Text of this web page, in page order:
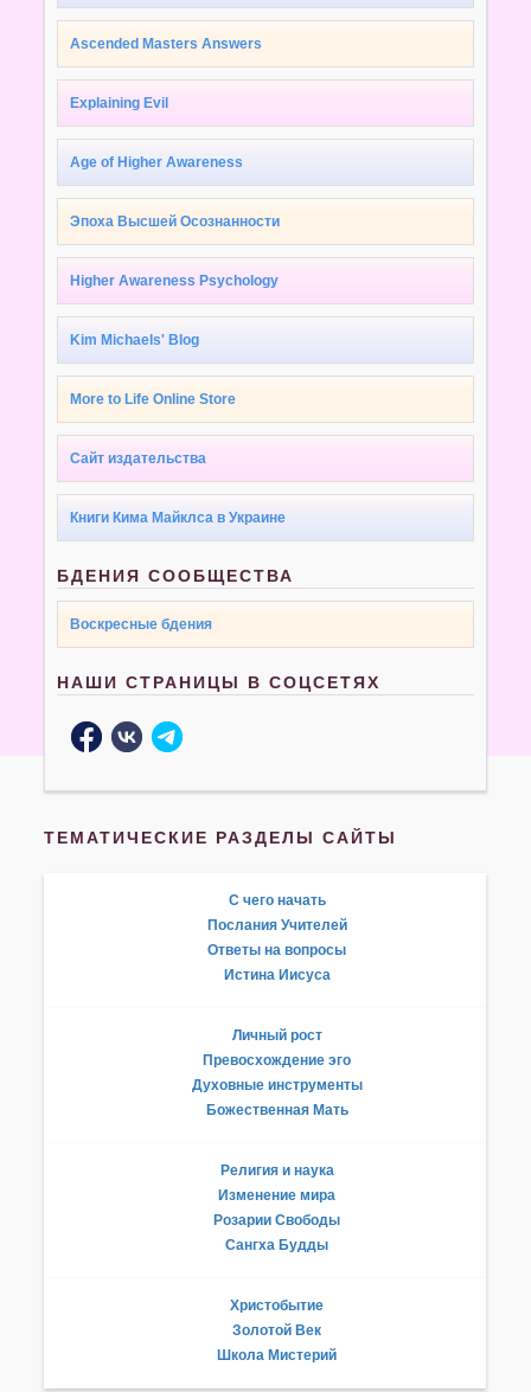
Ascended Masters Answers
Explaining Evil
Age of Higher Awareness
Эпоха Высшей Осознанности
Higher Awareness Psychology
Kim Michaels' Blog
More to Life Online Store
Сайт издательства
Книги Кима Майклса в Украине
БДЕНИЯ СООБЩЕСТВА
Воскресные бдения
НАШИ СТРАНИЦЫ В СОЦСЕТЯХ
ТЕМАТИЧЕСКИЕ РАЗДЕЛЫ САЙТЫ
С чего начать
Послания Учителей
Ответы на вопросы
Истина Иисуса
Личный рост
Превосхождение эго
Духовные инструменты
Божественная Мать
Религия и наука
Изменение мира
Розарии Свободы
Сангха Будды
Христобытие
Золотой Век
Школа Мистерий